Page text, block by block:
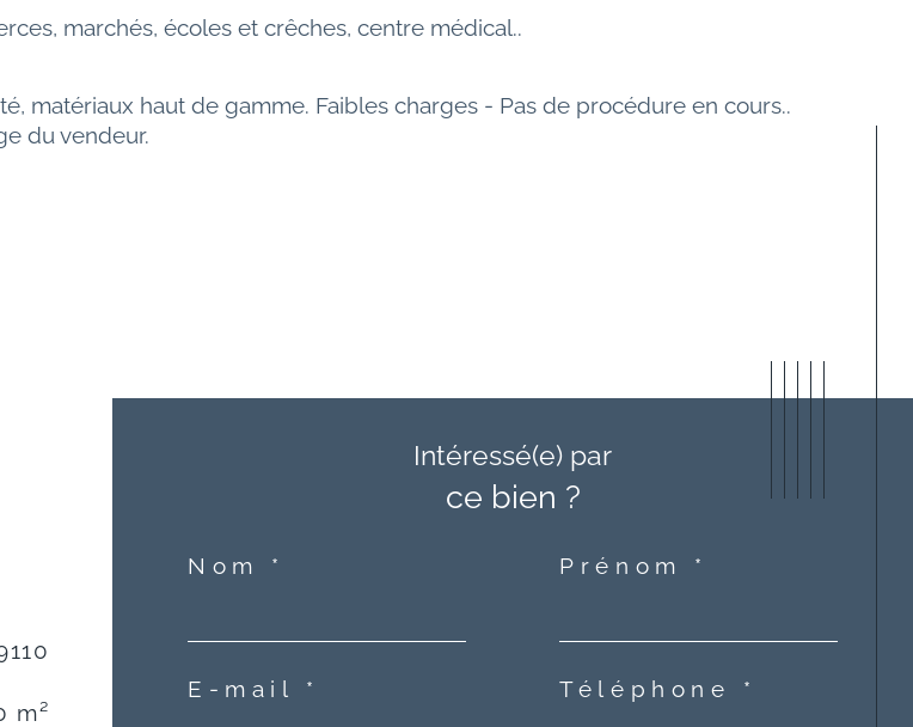
marchés, écoles et crêches, centre médical..
matériaux haut de gamme. Faibles charges - Pas de procédure en cours..
du vendeur.
m²
Intéressé(e) par
ce bien ?
Nom * Prénom *
E-mail * Téléphone *